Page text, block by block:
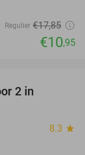
Regulier €17,85
€10,95
2 in
8.3 star